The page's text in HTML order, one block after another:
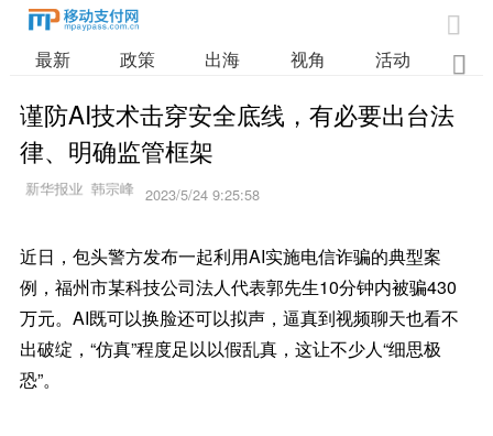

最新 政策 出海 视角 活动 业

谨防AI技术击穿安全底线，有必要出台法
律、明确监管框架
2023/5/24 9:25:58
近日，包头警方发布一起利用AI实施电信诈骗的典型案
例，福州市某科技公司法人代表郭先生10分钟内被骗430
万元。AI既可以换脸还可以拟声，逼真到视频聊天也看不
出破绽，“仿真”程度足以以假乱真，这让不少人“细思极
恐”。